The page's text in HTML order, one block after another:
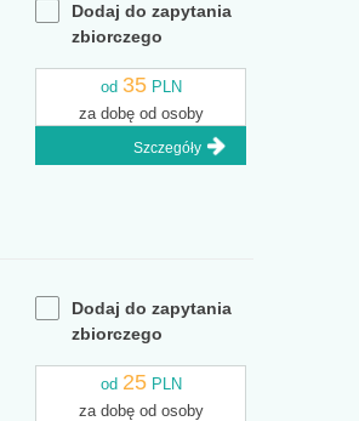
Dodaj do zapytania
zbiorczego
od 35PLN
za dobę od osoby
Szczegóły
Dodaj do zapytania
zbiorczego
od 25PLN
za dobę od osoby